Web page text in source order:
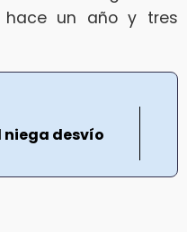
hace un año y tres
niega desvío